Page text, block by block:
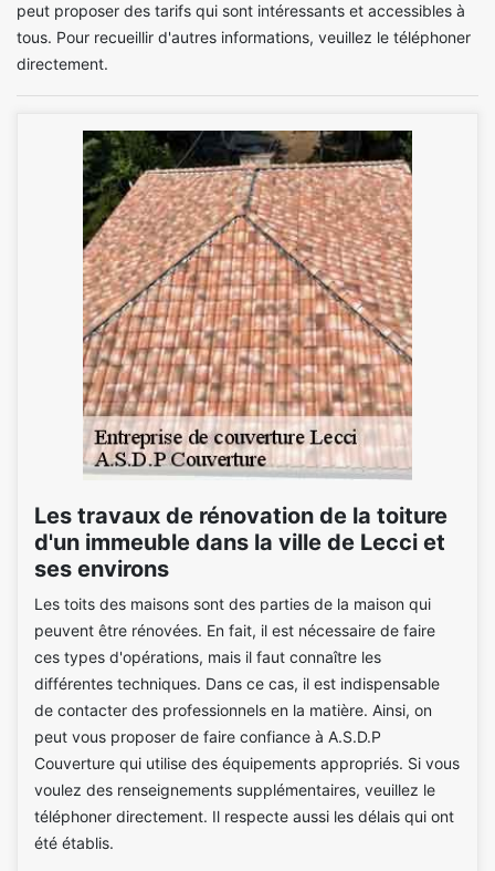
peut proposer des tarifs qui sont intéressants et accessibles à
tous. Pour recueillir d'autres informations, veuillez le téléphoner
directement.
Les travaux de rénovation de la toiture
d'un immeuble dans la ville de Lecci et
ses environs
Les toits des maisons sont des parties de la maison qui
peuvent être rénovées. En fait, il est nécessaire de faire
ces types d'opérations, mais il faut connaître les
différentes techniques. Dans ce cas, il est indispensable
de contacter des professionnels en la matière. Ainsi, on
peut vous proposer de faire confiance à A.S.D.P
Couverture qui utilise des équipements appropriés. Si vous
voulez des renseignements supplémentaires, veuillez le
téléphoner directement. Il respecte aussi les délais qui ont
été établis.